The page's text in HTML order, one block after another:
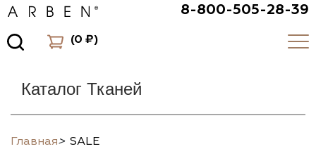
8-800-505-28-39
(0 ₽)
Каталог Тканей
Главная> SALE